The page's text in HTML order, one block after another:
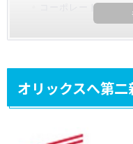
コーポレートサイト
オリックスへ第